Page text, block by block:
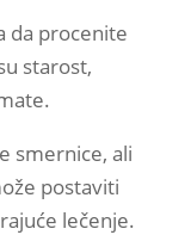
da procenite
starost,
smernice, ali
postaviti
lečenje.